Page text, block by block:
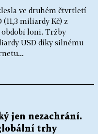
ve druhém čtvrtletí
miliardy Kč) z
období loni. Tržby
USD díky silnému
jen nezachrání.
trhy